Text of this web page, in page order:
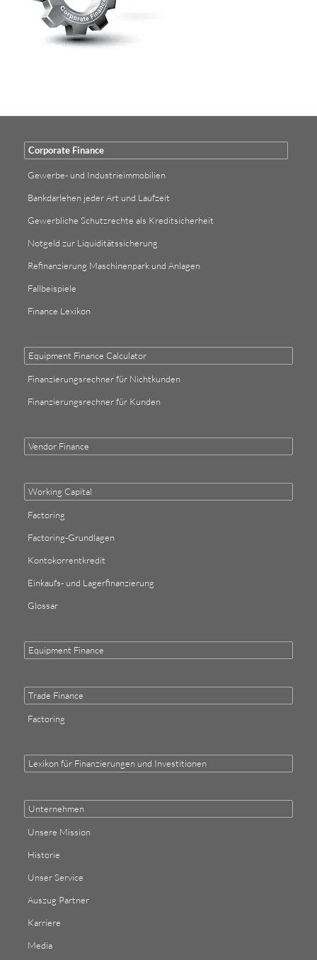
Corporate Finance
Gewerbe- und Industrieimmobilien
Bankdarlehen jeder Art und Laufzeit
Gewerbliche Schutzrechte als Kreditsicherheit
Notgeld zur Liquiditätssicherung
Refinanzierung Maschinenpark und Anlagen
Fallbeispiele
Finance Lexikon
Equipment Finance Calculator
Finanzierungsrechner für Nichtkunden
Finanzierungsrechner für Kunden
Vendor Finance
Working Capital
Factoring
Factoring-Grundlagen
Kontokorrentkredit
Einkaufs- und Lagerfinanzierung
Glossar
Equipment Finance
Trade Finance
Factoring
Lexikon für Finanzierungen und Investitionen
Unternehmen
Unsere Mission
Historie
Unser Service
Auszug Partner
Karriere
Media